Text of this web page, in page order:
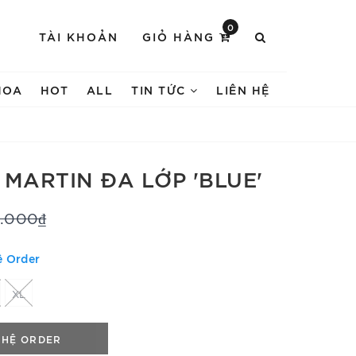
TÀI KHOẢN GIỎ HÀNG
0
HOT ALL TIN TỨC LIÊN HỆ
ĐA LỚP 'BLUE'
Order
XL
ORDER